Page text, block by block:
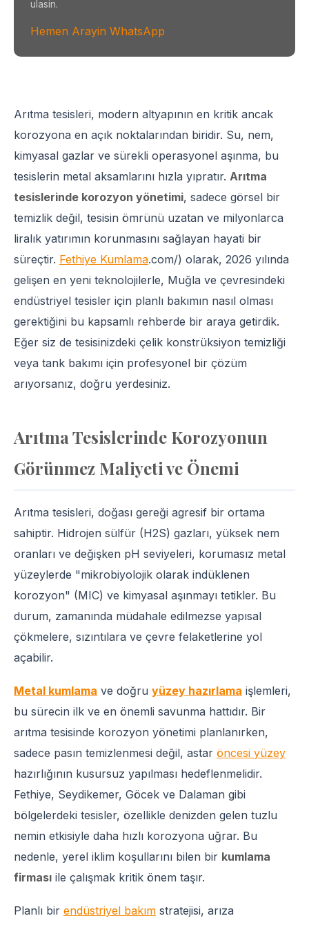
Arıtma tesisleri, modern altyapının en kritik ancak
korozyona en açık noktalarından biridir. Su, nem,
kimyasal gazlar ve sürekli operasyonel aşınma, bu
tesislerin metal aksamlarını hızla yıpratır. Arıtma
tesislerinde korozyon yönetimi, sadece görsel bir
temizlik değil, tesisin ömrünü uzatan ve milyonlarca
liralık yatırımın korunmasını sağlayan hayati bir
süreçtir. Fethiye Kumlama.com/) olarak, 2026 yılında
gelişen en yeni teknolojilerle, Muğla ve çevresindeki
endüstriyel tesisler için planlı bakımın nasıl olması
gerektiğini bu kapsamlı rehberde bir araya getirdik.
Eğer siz de tesisinizdeki çelik konstrüksiyon temizliği
veya tank bakımı için profesyonel bir çözüm
arıyorsanız, doğru yerdesiniz.
Arıtma Tesislerinde Korozyonun
Görünmez Maliyeti ve Önemi
Arıtma tesisleri, doğası gereği agresif bir ortama
sahiptir. Hidrojen sülfür (H2S) gazları, yüksek nem
oranları ve değişken pH seviyeleri, korumasız metal
yüzeylerde "mikrobiyolojik olarak indüklenen
korozyon" (MIC) ve kimyasal aşınmayı tetikler. Bu
durum, zamanında müdahale edilmezse yapısal
çökmelere, sızıntılara ve çevre felaketlerine yol
açabilir.
Metal kumlama ve doğru yüzey hazırlama işlemleri,
bu sürecin ilk ve en önemli savunma hattıdır. Bir
arıtma tesisinde korozyon yönetimi planlanırken,
sadece pasın temizlenmesi değil, astar öncesi yüzey
hazırlığının kusursuz yapılması hedeflenmelidir.
Fethiye, Seydikemer, Göcek ve Dalaman gibi
bölgelerdeki tesisler, özellikle denizden gelen tuzlu
nemin etkisiyle daha hızlı korozyona uğrar. Bu
nedenle, yerel iklim koşullarını bilen bir kumlama
firması ile çalışmak kritik önem taşır.
Planlı bir endüstriyel bakım stratejisi, arıza
ulasin.
Hemen Arayin WhatsApp